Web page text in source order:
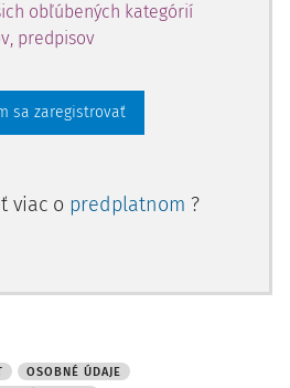
vyžadovať len informácie,
ktorú má vykonávať (napr.
o zamestnanie, ktorý už bol
zamestnávateľ požadovať aj
týchto dokladov nemôže
od bývalého zamestnávateľa
sa zamestnávatelia často
ods. 6 ZPnesmie vyžadovať.
obľúbených kategórií
predpisov
sa zaregistrovať
viac o predplatnom ?
OSOBNÉ ÚDAJE